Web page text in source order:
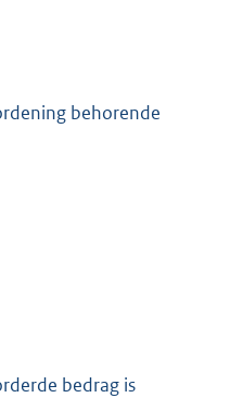
behorende
bedrag is